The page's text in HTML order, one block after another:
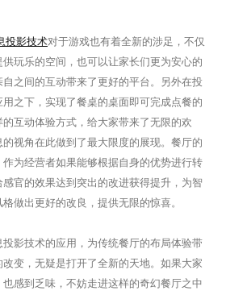
投影技术对于游戏也有着全新的涉足，不仅
玩乐的空间，也可以让家长们更为安心的
之间的互动带来了更好的平台。另外在投
之下，实现了餐桌的桌面即可完成点餐的
互动体验方式，给大家带来了无限的欢
视角在此做到了最大限度的展现。餐厅的
为经营者如果能够根据自身的优势进行转
官的效果达到突出的改进获得提升，为智
做出更好的改良，提供无限的惊喜。
技术的应用，为传统餐厅的布局体验带
变，无疑是打开了全新的天地。如果大家
感到乏味，不妨走进这样的奇幻餐厅之中